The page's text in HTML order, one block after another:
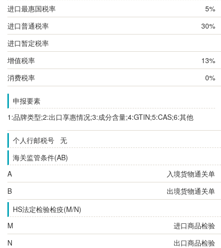
进口最惠国税率
5%
进口普通税率
30%
进口暂定税率
增值税率
13%
消费税率
0%
申报要素
1:品牌类型;2:出口享惠情况;3:成分含量;4:GTIN;5:CAS;6:其他
个人行邮税号 无
海关监管条件(AB)
A
入境货物通关单
B
出境货物通关单
HS法定检验检疫(M/N)
M
进口商品检验
N
出口商品检验